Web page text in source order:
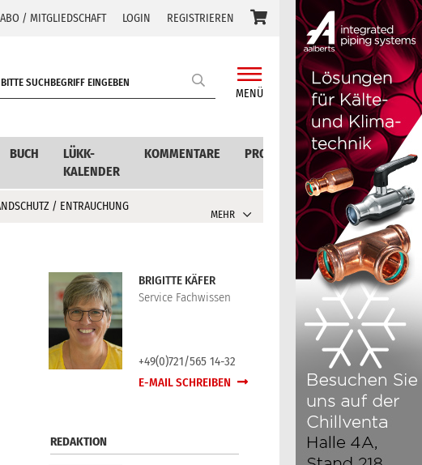
ABO / MITGLIEDSCHAFT LOGIN REGISTRIEREN
MENÜ
BUCH
LÜKK-
KALENDER
KOMMENTARE PRODUKTE
/ ENTRAUCHUNG
MEHR
BRIGITTE KÄFER
Service Fachwissen
+49(0)721/565 14-32
E-MAIL SCHREIBEN
REDAKTION